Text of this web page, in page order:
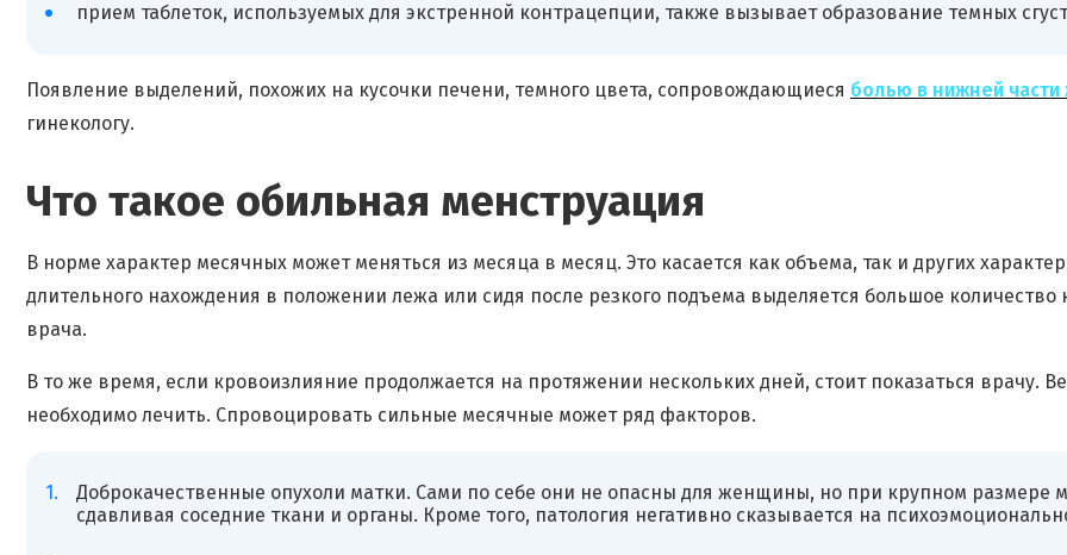
прием таблеток, используемых для экстренной контрацепции, также вызывает образование темных
Появление выделений, похожих на кусочки печени, темного цвета, сопровождающиеся болью в нижней части
гинекологу.
Что такое обильная менструация
В норме характер месячных может меняться из месяца в месяц. Это касается как объема, так и других
длительного нахождения в положении лежа или сидя после резкого подъема выделяется большое количество
врача.
В то же время, если кровоизлияние продолжается на протяжении нескольких дней, стоит показаться врачу.
необходимо лечить. Спровоцировать сильные месячные может ряд факторов.
Доброкачественные опухоли матки. Сами по себе они не опасны для женщины, но при крупном
сдавливая соседние ткани и органы. Кроме того, патология негативно сказывается на